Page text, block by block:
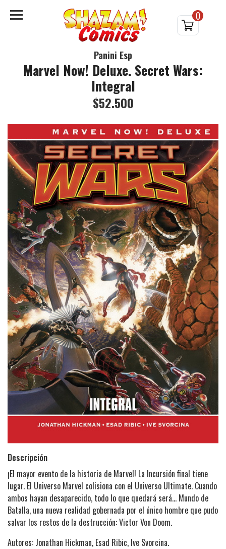
0
Panini Esp
Marvel Now! Deluxe. Secret Wars:
Integral
$52.500
Descripción
¡El mayor evento de la historia de Marvel! La Incursión final tiene
lugar. El Universo Marvel colisiona con el Universo Ultimate. Cuando
ambos hayan desaparecido, todo lo que quedará será... Mundo de
Batalla, una nueva realidad gobernada por el único hombre que pudo
salvar los restos de la destrucción: Victor Von Doom.
Autores: Jonathan Hickman, Esad Ribic, Ive Svorcina.